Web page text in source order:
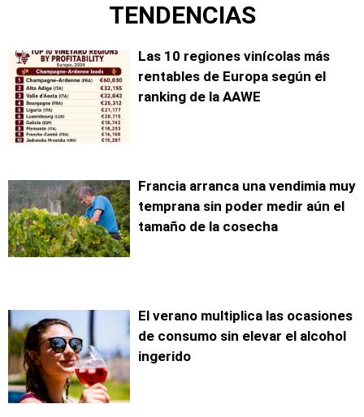
TENDENCIAS
Las 10 regiones vinícolas más
rentables de Europa según el
ranking de la AAWE
Francia arranca una vendimia muy
temprana sin poder medir aún el
tamaño de la cosecha
El verano multiplica las ocasiones
de consumo sin elevar el alcohol
ingerido